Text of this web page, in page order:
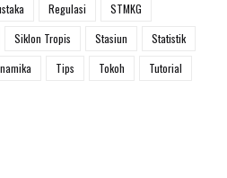
Regulasi
STMKG
Siklon Tropis Stasiun
Statistik
Tips Tokoh
Tutorial